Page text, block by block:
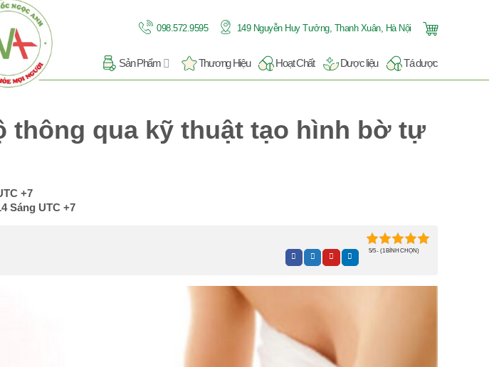
098.572.9595 149 Nguyễn Huy Tưởng, Thanh Xuân, Hà Nội
Sản Phẩm Thương Hiệu Hoạt Chất Dược liệu Tá dược
thông qua kỹ thuật tạo hình bờ tự
+7
Sáng UTC +7
5/5 - (1 BÌNH CHỌN)